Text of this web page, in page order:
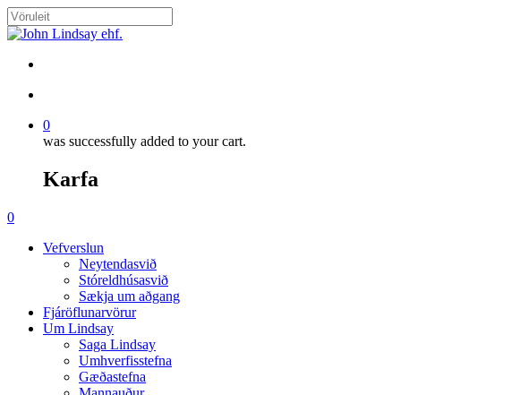
Skip
to
content
Close
0
was successfully added to your cart.
Karfa
Menu
search
account
0
Vefverslun
Neytendasvið
Stóreldhúsasvið
Sækja um aðgang
Fjáröflunarvörur
Um Lindsay
Saga Lindsay
Umhverfisstefna
Gæðastefna